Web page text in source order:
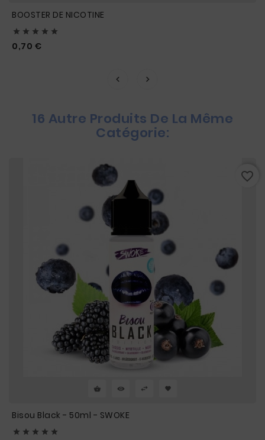
BOOSTER DE NICOTINE
    
0,70 €
16 Autre Produits De La Même
Catégorie:
Bisou Black - 50ml - SWOKE
    
favorite_border